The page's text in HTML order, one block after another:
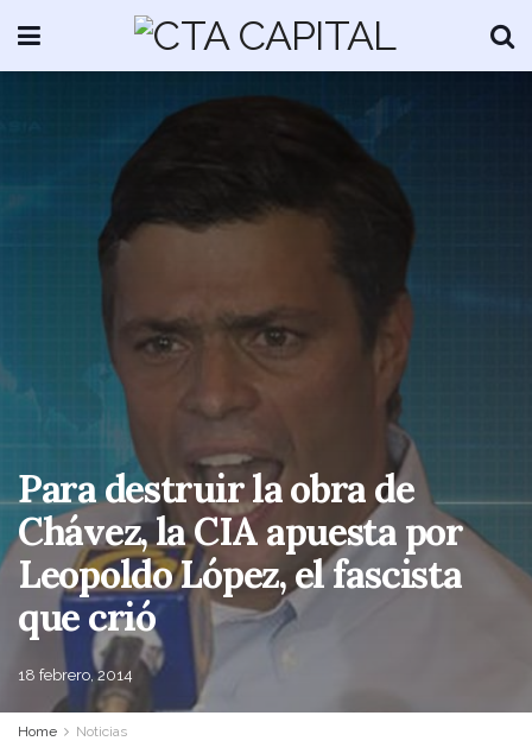
Para destruir la obra de
Chávez, la CIA apuesta por
Leopoldo López, el fascista
que crió
18 febrero, 2014
Home Noticias